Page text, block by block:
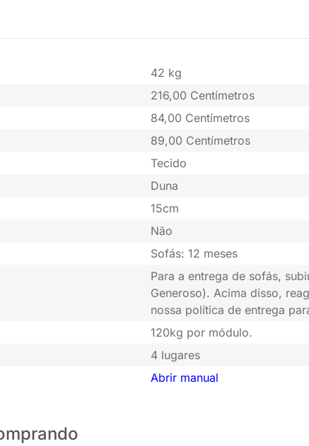
42 kg
216,00 Centímetros
84,00 Centímetros
89,00 Centímetros
Tecido
Duna
15cm
Não
Sofás: 12 meses
Para a entrega de sofás,
Generoso). Acima disso,
nossa política de entrega
120kg por módulo.
4 lugares
Abrir manual